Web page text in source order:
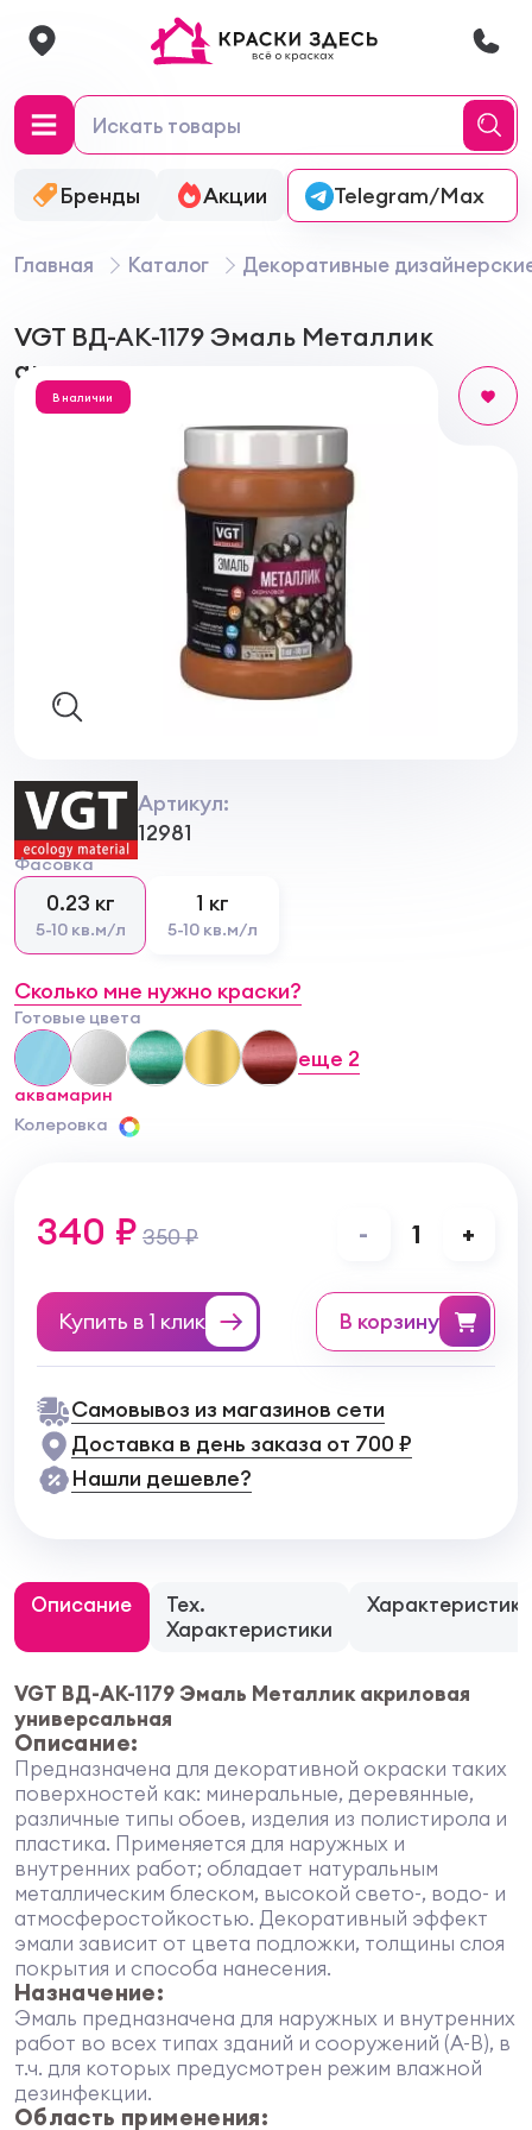
Бренды Акции Онлайн-колеровка
Telegram/Max
Главная Каталог Декоративные
VGT ВД-АК-1179 Эмаль Металлик
акриловая универсальная
В наличии
Артикул:
12981
Фасовка
0.23 кг
5-10 кв.м/л
1 кг
5-10 кв.м/л
Сколько мне нужно краски?
Готовые цвета
аквамарин
еще 2
Колеровка
340 ₽ 350 ₽ - 1 +
Купить в 1 клик в корзину
Самовывоз из магазинов сети
Доставка в день заказа от 700 ₽
Нашли дешевле?
Описание
Тех.
Характеристики
Характеристики
VGT ВД-АК-1179 Эмаль Металлик акриловая
универсальная
Описание:
Предназначена для декоративной окраски таких
поверхностей как: минеральные, деревянные,
различные типы обоев, изделия из полистирола и
пластика. Применяется для наружных и
внутренних работ; обладает натуральным
металлическим блеском, высокой свето-, водо- и
атмосферостойкостью. Декоративный эффект
эмали зависит от цвета подложки, толщины слоя
покрытия и способа нанесения.
Назначение:
Эмаль предназначена для наружных и внутренних
работ во всех типах зданий и сооружений (А-В), в
т.ч. для которых предусмотрен режим влажной
дезинфекции.
Область применения: